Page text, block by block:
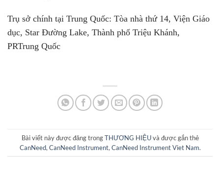
Trụ sở chính tại Trung Quốc: Tòa nhà thứ 14, Viện Giáo
dục, Star Đường Lake, Thành phố Triệu Khánh,
PRTrung Quốc
Bài viết này được đăng trongTHƯƠNG HIỆUvà được gắn thẻ
CanNeed, CanNeed Instrument, CanNeed Instrument Viet Nam.